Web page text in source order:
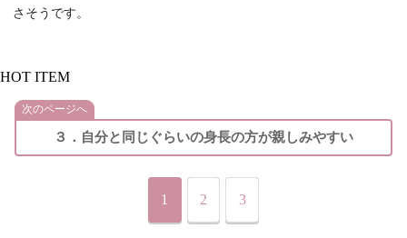
さそうです。
HOT ITEM
次のページへ
３．自分と同じぐらいの身長の方が親しみやすい
1 2 3